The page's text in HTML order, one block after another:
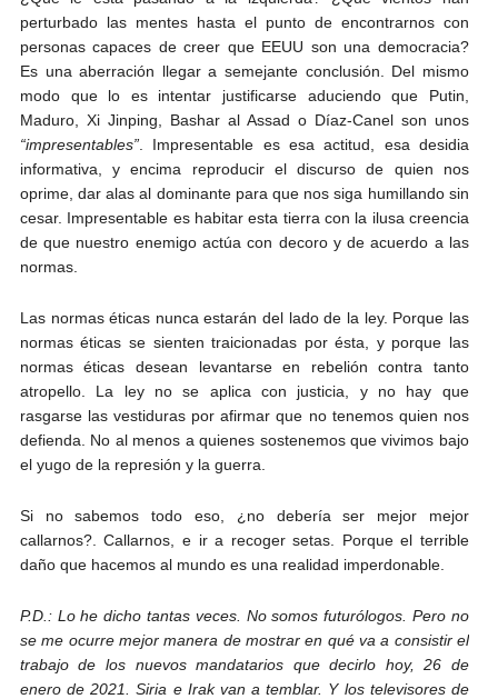
perturbado las mentes hasta el punto de encontrarnos con
personas capaces de creer que EEUU son una democracia?
Es una aberración llegar a semejante conclusión. Del mismo
modo que lo es intentar justificarse aduciendo que Putin,
Maduro, Xi Jinping, Bashar al Assad o Díaz-Canel son unos
“impresentables”. Impresentable es esa actitud, esa desidia
informativa, y encima reproducir el discurso de quien nos
oprime, dar alas al dominante para que nos siga humillando sin
cesar. Impresentable es habitar esta tierra con la ilusa creencia
de que nuestro enemigo actúa con decoro y de acuerdo a las
normas.
Las normas éticas nunca estarán del lado de la ley. Porque las
normas éticas se sienten traicionadas por ésta, y porque las
normas éticas desean levantarse en rebelión contra tanto
atropello. La ley no se aplica con justicia, y no hay que
rasgarse las vestiduras por afirmar que no tenemos quien nos
defienda. No al menos a quienes sostenemos que vivimos bajo
el yugo de la represión y la guerra.
Si no sabemos todo eso, ¿no debería ser mejor mejor
callarnos?. Callarnos, e ir a recoger setas. Porque el terrible
daño que hacemos al mundo es una realidad imperdonable.
P.D.: Lo he dicho tantas veces. No somos futurólogos. Pero no
se me ocurre mejor manera de mostrar en qué va a consistir el
trabajo de los nuevos mandatarios que decirlo hoy, 26 de
enero de 2021. Siria e Irak van a temblar. Y los televisores de